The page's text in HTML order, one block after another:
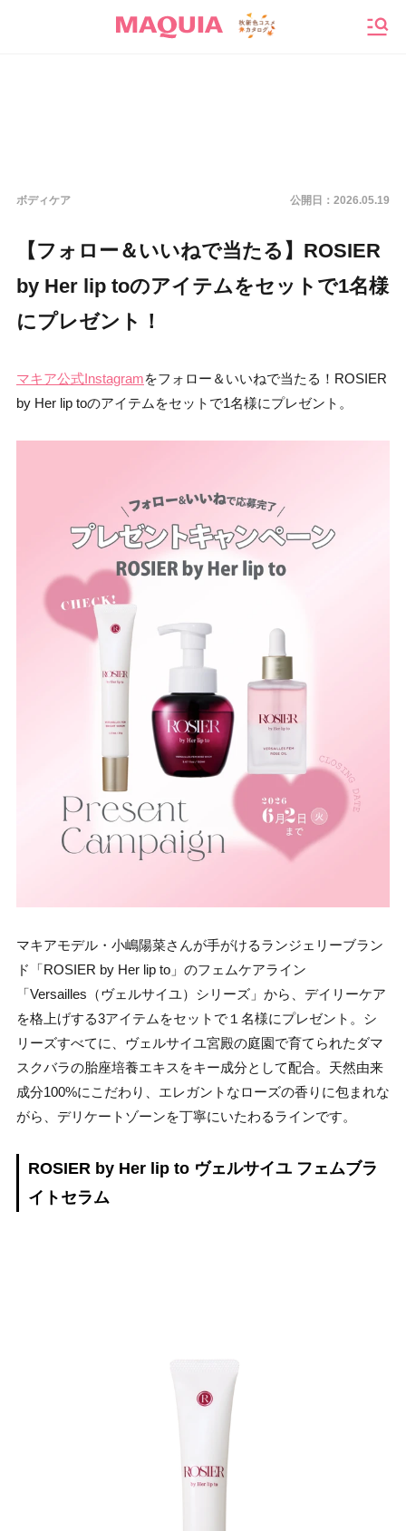
ボディケア 公開日： 2026.05.19
【フォロー＆いいねで当たる】ROSIER
by Her lip toのアイテムをセットで1名様
にプレゼント！
マキア公式Instagramをフォロー＆いいねで当たる！ROSIER
by Her lip toのアイテムをセットで1名様にプレゼント。
マキアモデル・小嶋陽菜さんが手がけるランジェリーブラン
ド「ROSIER by Her lip to」のフェムケアライン
「Versailles（ヴェルサイユ）シリーズ」から、デイリーケア
を格上げする3アイテムをセットで１名様にプレゼント。シ
リーズすべてに、ヴェルサイユ宮殿の庭園で育てられたダマ
スクバラの胎座培養エキスをキー成分として配合。天然由来
成分100%にこだわり、エレガントなローズの香りに包まれな
がら、デリケートゾーンを丁寧にいたわるラインです。
ROSIER by Her lip to ヴェルサイユ フェムブラ
イトセラム